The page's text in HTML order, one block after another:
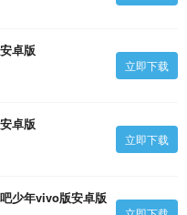
卓版
立即下载
卓版
立即下载
少年vivo版安卓版